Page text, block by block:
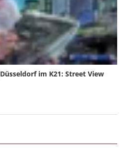
im K21: Street View